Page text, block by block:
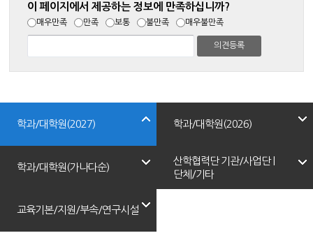
이 페이지에서 제공하는 정보에 만족하십니까?
매우만족 만족 보통 불만족 매우불만족
학과/대학원(2027) 학과/대학원(2026)
학과/대학원(가나다순)
교육기본/지원/부속/연구시설
산학협력단 기관/사업단 |
단체/기타